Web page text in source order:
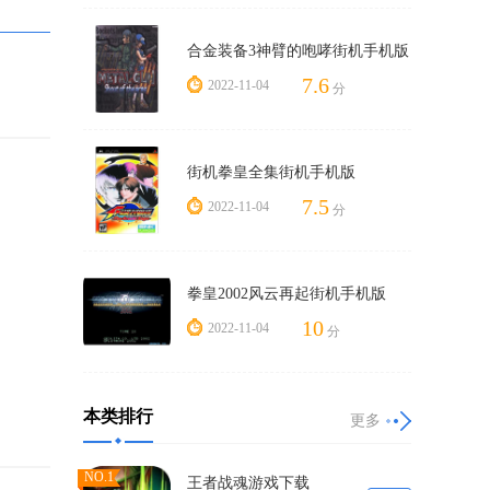
合金装备3神臂的咆哮街机手机版
2022-11-04 7.6 分
街机拳皇全集街机手机版
2022-11-04 7.5 分
拳皇2002风云再起街机手机版
2022-11-04 10 分
本类排行 更多
NO.1 王者战魂游戏下载